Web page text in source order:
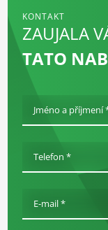
KONTAKT
ZAUJALA
TATO
Jméno a příjmení
Telefon *
E-mail *